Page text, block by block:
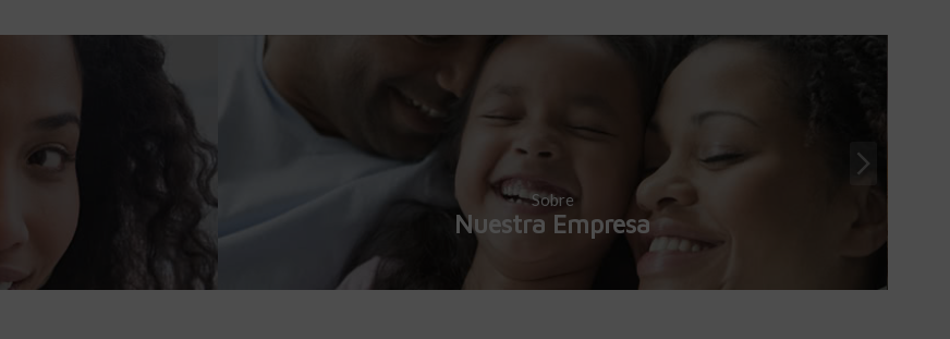
Sobre
Nuestra Empresa